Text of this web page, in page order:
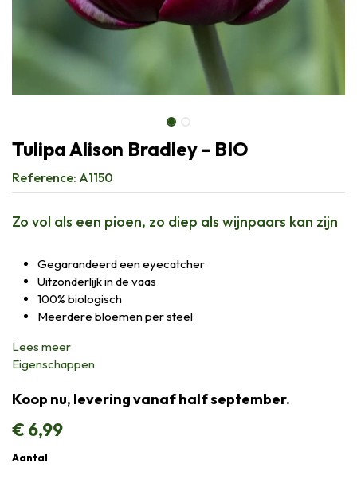
Tulipa Alison Bradley - BIO
Reference: A1150
Zo vol als een pioen, zo diep als wijnpaars kan zijn
Gegarandeerd een eyecatcher
Uitzonderlijk in de vaas
100% biologisch
Meerdere bloemen per steel
Lees meer
Eigenschappen
Koop nu, levering vanaf half september.
€6,99
Aantal